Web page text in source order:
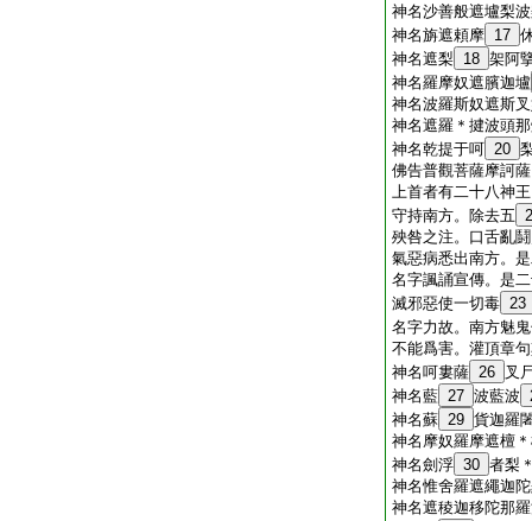
神名沙善般遮壚梨
神名旃遮頼摩 17
神名遮梨 18 架阿
神名羅摩奴遮臏迦壚
神名波羅斯奴遮斯
神名遮羅＊揵波頭
神名乾提于呵 20
佛告普觀菩薩摩訶
上首者有二十八神
守持南方。除去五
殃咎之注。口舌亂
氣惡病悉出南方。
名字諷誦宣傳。是
滅邪惡使一切毒 23
名字力故。南方魅
不能爲害。灌頂章
神名呵婁薩 26 叉
神名藍 27 波藍波
神名蘇 29 貨迦羅
神名摩奴羅摩遮檀
神名劍浮 30 者梨
神名惟舍羅遮繩迦
神名遮稜迦移陀那